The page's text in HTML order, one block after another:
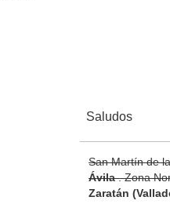
Saludos
San Martín de
Ávila. Zona
Zaratán